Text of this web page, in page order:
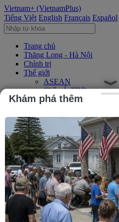
Vietnam+ (VietnamPlus)
Tiếng Việt English Français Español
Trang chủ
Thăng Long - Hà Nội
Chính trị
Thế giới
ASEAN
Châu Á-TBD
Trung Đông
Châu Mỹ
Kinh tế
Kinh doanh
Tài chính
Tín dụng nông thôn
Chứng khoán
Bất động sản
Doanh nghiệp
Thông tin doanh nghiệp
Thông cáo báo chí
Xã hội
Khám phá thêm